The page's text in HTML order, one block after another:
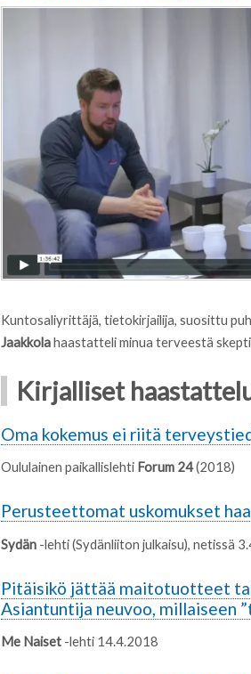
Kuntosaliyrittäjä, tietokirjailija, suosittu
Jaakkolahaastatteli minua terveestä
Kirjalliset
Oma kokemus ei riitä
Oululainen paikallislehti Forum 24(2018)
Perusteettomat uskomukset
Sydän-lehti (Sydänliiton julkaisu), netissä
Pitäisikö jättää maitotuotteet
Asiantuntija neuvoo, millaiseen
Me Naiset-lehti 14.4.2018